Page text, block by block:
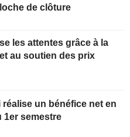
de clôture
les attentes grâce à la
au soutien des prix
un bénéfice net en
1er semestre